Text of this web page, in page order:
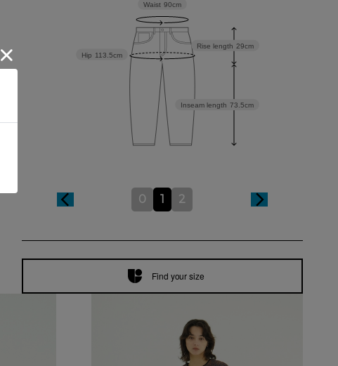
Inseam length 73.5cm
Rise length 29cm
Hip 113.5cm
Waist 90cm
0 1 2
Find your size